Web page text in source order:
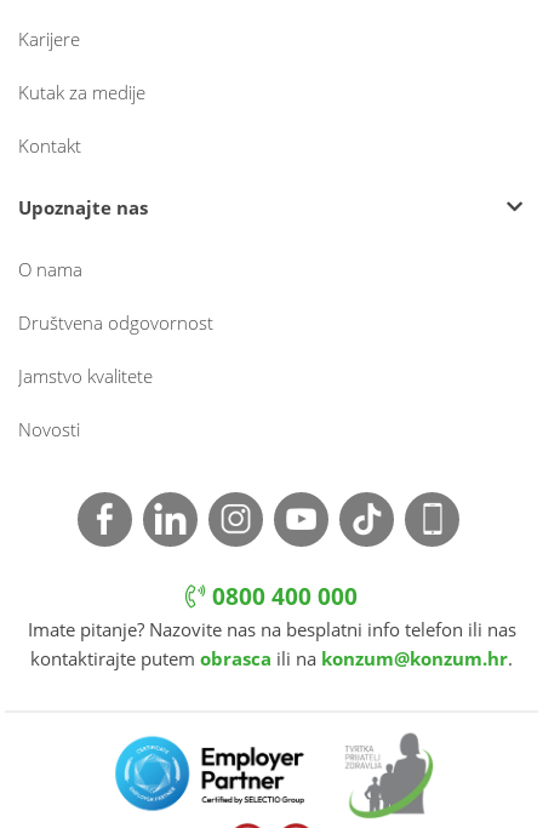
Karijere
Kutak za medije
Kontakt
Upoznajte nas
O nama
Društvena odgovornost
Jamstvo kvalitete
Novosti
0800 400 000
Imate pitanje? Nazovite nas na besplatni info telefon ili nas
kontaktirajte putem obrasca ili na konzum@konzum.hr.